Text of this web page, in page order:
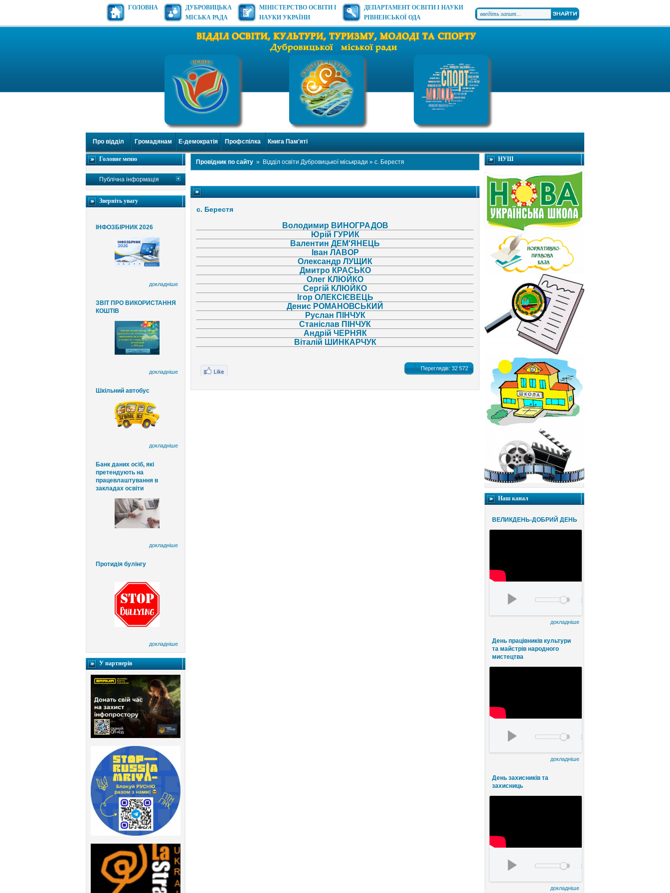
ГОЛОВНА
ДУБРОВИЦЬКА
МІСЬКА РАДА
МІНІСТЕРСТВО ОСВІТИ І
НАУКИ УКРАЇНИ
ДЕПАРТАМЕНТ ОСВІТИ І НАУКИ
РІВНЕНСЬКОЇ ОДА
Про відділ Громадянам Е-демократія Профспілка Книга Пам'яті
Головне меню
Публічна інформація
Зверніть увагу
ІНФОЗБІРНИК 2026
докладніше
ЗВІТ ПРО ВИКОРИСТАННЯ
КОШТІВ
докладніше
Шкільний автобус
докладніше
Банк даних осіб, які
претендують на
працевлаштування в
закладах освіти
докладніше
Протидія булінгу
докладніше
У партнерів
НУШ
Наш канал
ВЕЛИКДЕНЬ-ДОБРИЙ ДЕНЬ
докладніше
День працівників культури
та майстрів народного
мистецтва
докладніше
День захисників та
захисниць
докладніше
Провідник по сайту » Відділ освіти Дубровицької міськради » с. Берестя
с. Берестя
Володимир ВИНОГРАДОВ
Юрій ГУРИК
Валентин ДЕМ'ЯНЕЦЬ
Іван ЛАВОР
Олександр ЛУЩИК
Дмитро КРАСЬКО
Олег КЛЮЙКО
Сергій КЛЮЙКО
Ігор ОЛЕКСІЄВЕЦЬ
Денис РОМАНОВСЬКИЙ
Руслан ПІНЧУК
Станіслав ПІНЧУК
Андрій ЧЕРНЯК
Віталій ШИНКАРЧУК
Переглядів:32 572